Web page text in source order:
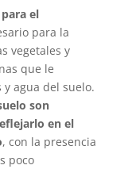
el
para la
vegetales y
que le
agua del suelo.
son
en el
, con la presencia
poco